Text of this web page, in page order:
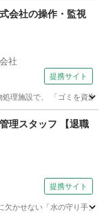
会社の操作・監視
社
提携サイト
施設で、 「ゴミを資源
理スタッフ 【退職
提携サイト
かせない「水の守り手」